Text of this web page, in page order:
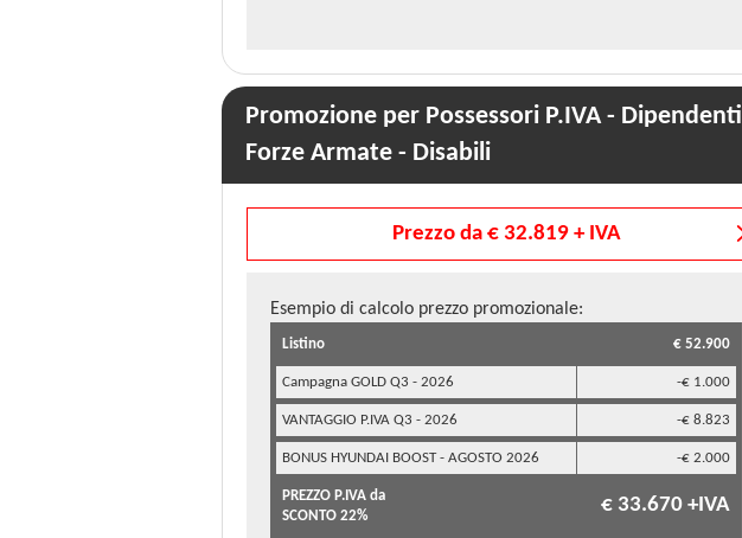
Promozione per Possessori P.IVA - Dipendenti
Forze Armate - Disabili
Prezzo da € 32.819 + IVA
Esempio di calcolo prezzo promozionale:
Listino € 52.900
Campagna GOLD Q3 - 2026 -€ 1.000
VANTAGGIO P.IVA Q3 - 2026 -€ 8.823
BONUS HYUNDAI BOOST - AGOSTO 2026 -€ 2.000
PREZZO P.IVA da
SCONTO 22%
€ 33.670 +IVA